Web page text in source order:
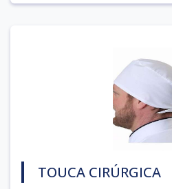
TOUCA CIRÚRGICA